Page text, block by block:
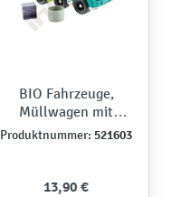
BIO Fahrzeuge,
Müllwagen mit
Sortierspiel
Produktnummer: 521603
13,90 €